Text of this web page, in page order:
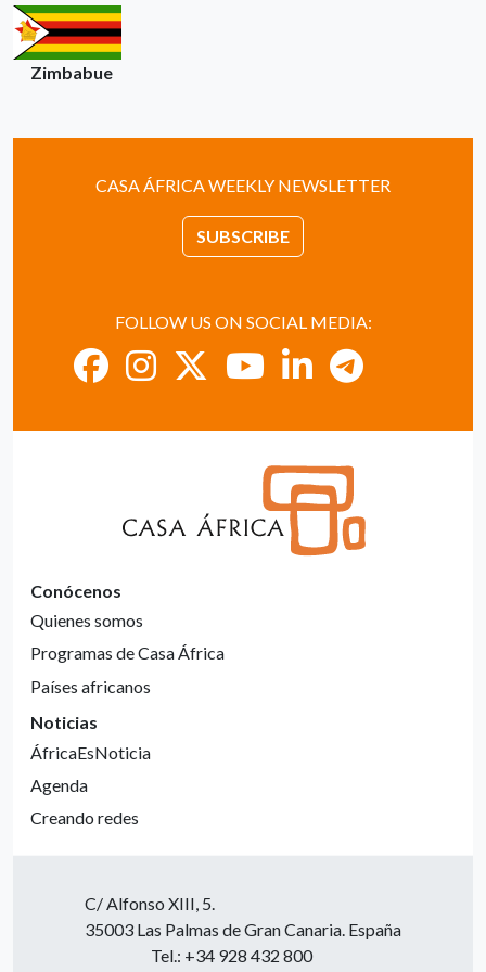
Zimbabue
CASA ÁFRICA WEEKLY NEWSLETTER
SUBSCRIBE
FOLLOW US ON SOCIAL MEDIA:
Conócenos
Quienes somos
Programas de Casa África
Países africanos
Noticias
ÁfricaEsNoticia
Agenda
Creando redes
C/ Alfonso XIII, 5.
35003 Las Palmas de Gran Canaria. España
Tel.: +34 928 432 800